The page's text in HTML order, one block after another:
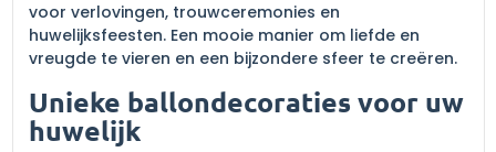
voor verlovingen, trouwceremonies en
huwelijksfeesten. Een mooie manier om liefde en
vreugde te vieren en een bijzondere sfeer te creëren.
Unieke ballondecoraties voor uw
huwelijk